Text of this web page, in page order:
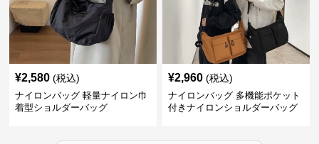
¥2,580 (税込)
ナイロンバッグ 軽量ナイロン巾
着型ショルダーバッグ
¥2,960 (税込)
ナイロンバッグ 多機能ポケット
付きナイロンショルダーバッグ